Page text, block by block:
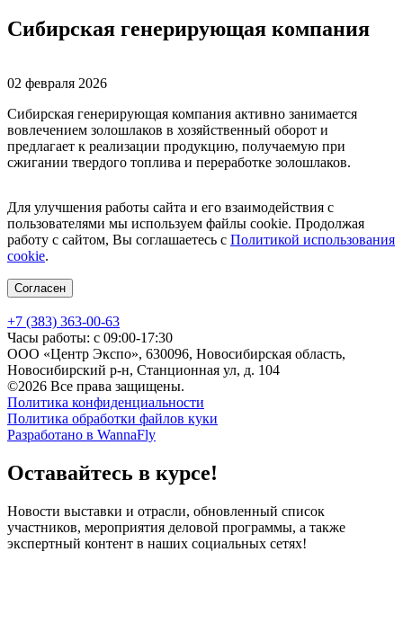
Сибирская генерирующая компания
02 февраля 2026
Сибирская генерирующая компания активно занимается
вовлечением золошлаков в хозяйственный оборот и
предлагает к реализации продукцию, получаемую при
сжигании твердого топлива и переработке золошлаков.
Для улучшения работы сайта и его взаимодействия с
пользователями мы используем файлы cookie. Продолжая
работу с сайтом, Вы соглашаетесь с Политикой использования
cookie.
Согласен
+7 (383) 363-00-63
Часы работы: с 09:00-17:30
ООО «Центр Экспо», 630096, Новосибирская область,
Новосибирский р-н, Станционная ул, д. 104
©2026 Все права защищены.
Политика конфиденциальности
Политика обработки файлов куки
Разработано в WannaFly
Оставайтесь в курсе!
Новости выставки и отрасли, обновленный список
участников, мероприятия деловой программы, а также
экспертный контент в наших социальных сетях!